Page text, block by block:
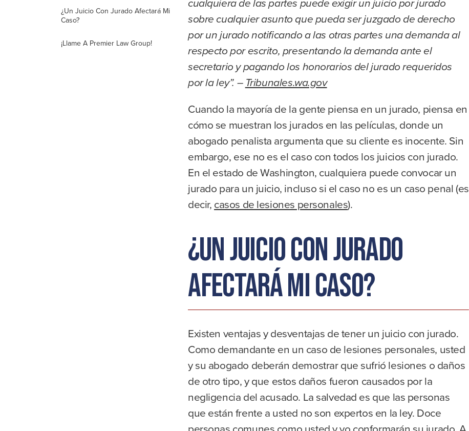
¿Un Juicio Con Jurado Afectará Mi
Caso?
¡Llame A Premier Law Group!
sobre cualquier asunto que pueda ser juzgado de derecho
por un jurado notificando a las otras partes una demanda al
respecto por escrito, presentando la demanda ante el
secretario y pagando los honorarios del jurado requeridos
por la ley”. –Tribunales.wa.gov
Cuando la mayoría de la gente piensa en un jurado, piensa en
cómo se muestran los jurados en las películas, donde un
abogado penalista argumenta que su cliente es inocente. Sin
embargo, ese no es el caso con todos los juicios con jurado.
En el estado de Washington, cualquiera puede convocar un
jurado para un juicio, incluso si el caso no es un caso penal (es
decir,casos de lesiones personales).
¿Un juicio con jurado
afectará mi caso?
Existen ventajas y desventajas de tener un juicio con jurado.
Como demandante en un caso de lesiones personales, usted
y su abogado deberán demostrar que sufrió lesiones o daños
de otro tipo, y que estos daños fueron causados por la
negligencia del acusado. La salvedad es que las personas
que están frente a usted no son expertos en la ley. Doce